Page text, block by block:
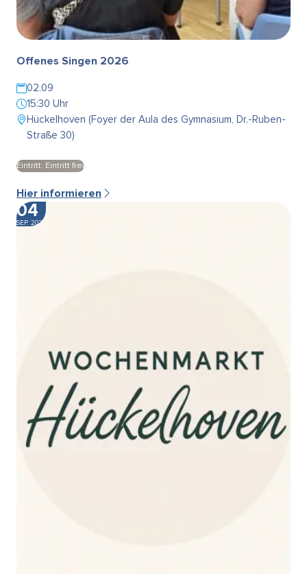
Offenes Singen 2026
02.09
15:30 Uhr
Hückelhoven (Foyer der Aula des Gymnasium, Dr.-Ruben-
Straße 30)
Eintritt: Eintritt frei
Hier informieren
04
SEP. 2026